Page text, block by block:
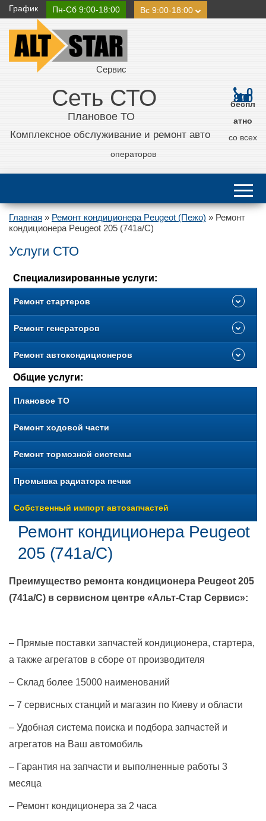
График Пн-Сб 9:00-18:00 Вс 9:00-18:00
Сервис
Сеть СТО
Плановое ТО
Комплексное обслуживание и ремонт авто
0
800 21 11 50
беспл
атно
со всех
операторов
Главная » Ремонт кондиционера Peugeot (Пежо) » Ремонт
кондиционера Peugeot 205 (741a/C)
Услуги СТО
Специализированные услуги:
Ремонт стартеров
Ремонт генераторов
Ремонт автокондиционеров
Общие услуги:
Плановое ТО
Ремонт ходовой части
Ремонт тормозной системы
Промывка радиатора печки
Собственный импорт автозапчастей
Ремонт кондиционера Peugeot
205 (741a/C)
Преимущество ремонта кондиционера Peugeot 205
(741a/C) в сервисном центре «Альт-Стар Сервис»:
– Прямые поставки запчастей кондиционера, стартера,
а также агрегатов в сборе от производителя
– Склад более 15000 наименований
– 7 сервисных станций и магазин по Киеву и области
– Удобная система поиска и подбора запчастей и
агрегатов на Ваш автомобиль
– Гарантия на запчасти и выполненные работы 3
месяца
– Ремонт кондиционера за 2 часа